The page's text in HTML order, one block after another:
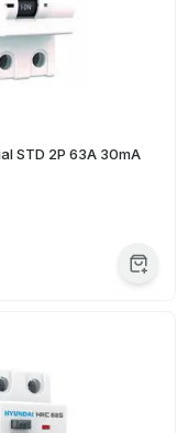
STD 2P 63A 30mA